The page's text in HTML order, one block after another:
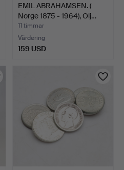
EMIL ABRAHAMSEN. (
Norge 1875 - 1964), Olj…
11 timmar
Värdering
159 USD